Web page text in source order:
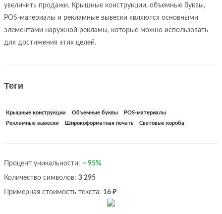
увеличить продажи. Крышные конструкции, объемные буквы,
POS-материалы и рекламные вывески являются основными
элементами наружной рекламы, которые можно использовать
для достижения этих целей.
Теги
Крышные конструкции Объемные буквы POS-материалы
Рекламные вывески Широкоформатная печать Световые короба
Процент уникальности: ~ 95%
Количество символов: 3 295
Примерная стоимость текста: 16 ₽